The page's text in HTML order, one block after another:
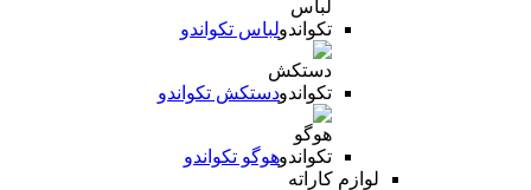
لباس تکواندو
دستکش تکواندو
هوگو تکواندو
لوازم کاراته